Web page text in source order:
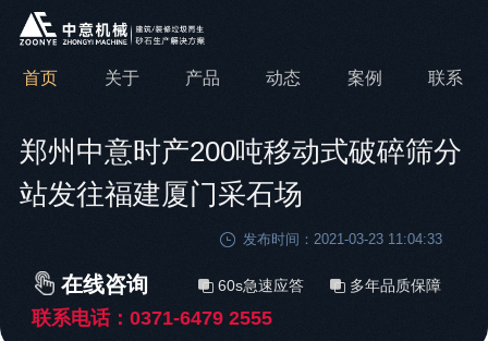
首页 关于 产品 动态 案例 联系
郑州中意时产200吨移动式破碎筛分
站发往福建厦门采石场
发布时间：2021-03-23 11:04:33
在线咨询 60s急速应答 多年品质保障
联系电话： 0371-6479 2555